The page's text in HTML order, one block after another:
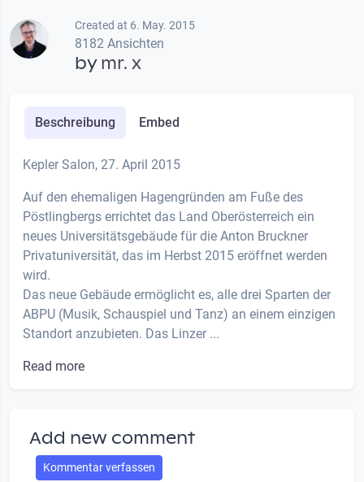
Created at 6. May. 2015
8182 Ansichten
bymr. x
Beschreibung Embed
Kepler Salon, 27. April 2015
Auf den ehemaligen Hagengründen am Fuße des
Pöstlingbergs errichtet das Land Oberösterreich ein
neues Universitätsgebäude für die Anton Bruckner
Privatuniversität, das im Herbst 2015 eröffnet werden
wird.
Das neue Gebäude ermöglicht es, alle drei Sparten der
ABPU (Musik, Schauspiel und Tanz) an einem einzigen
Standort anzubieten. Das Linzer ...
Read more
Add new comment
Kommentar verfassen